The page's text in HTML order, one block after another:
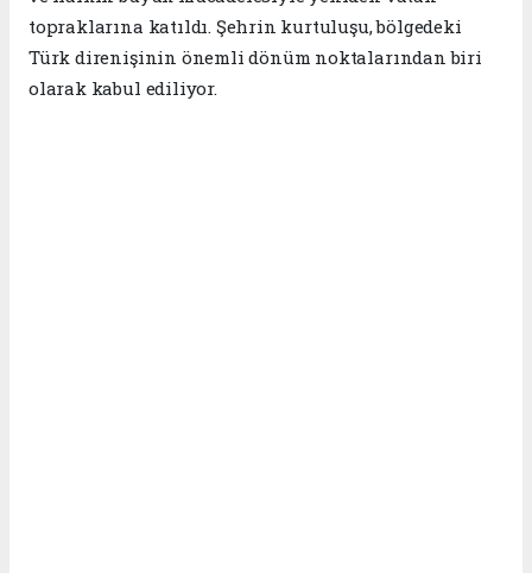
topraklarına katıldı. Şehrin kurtuluşu, bölgedeki
Türk direnişinin önemli dönüm noktalarından biri
olarak kabul ediliyor.